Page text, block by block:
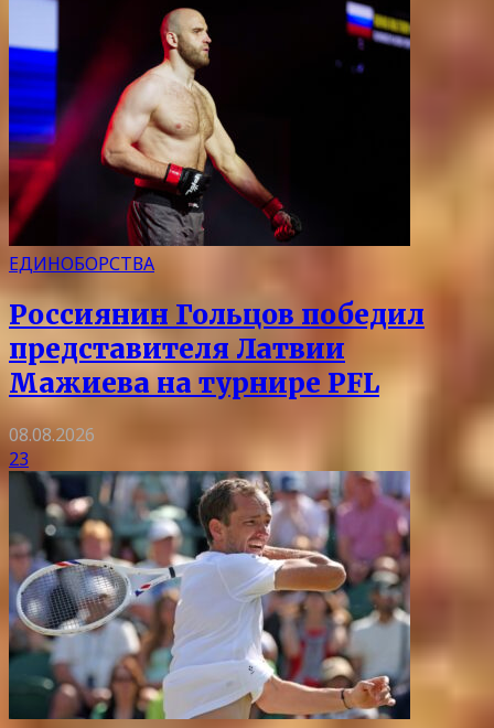
ЕДИНОБОРСТВА
Россиянин Гольцов победил
представителя Латвии
Мажиева на турнире PFL
08.08.2026
23